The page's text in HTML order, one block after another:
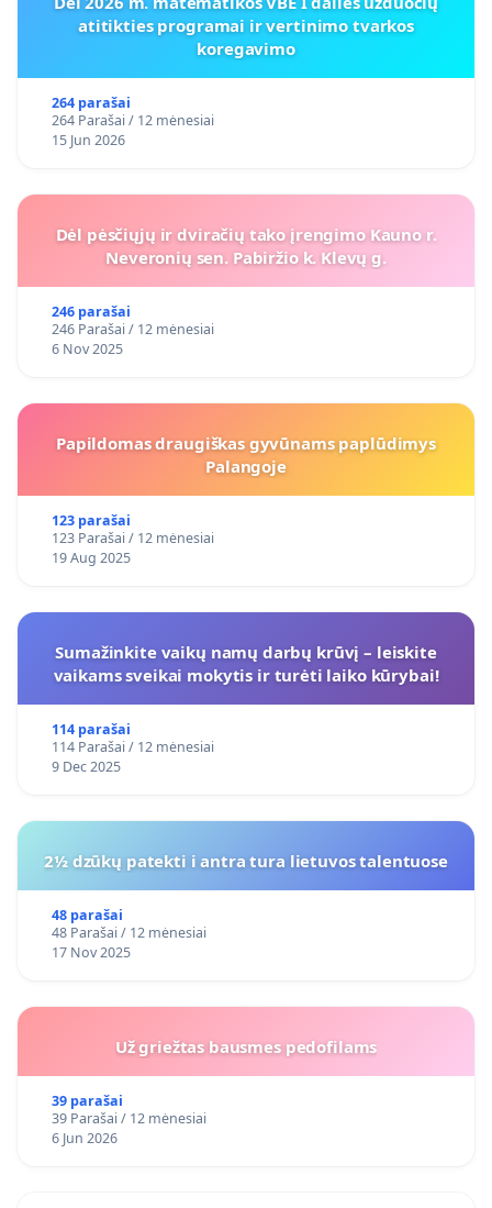
atitikties programai ir vertinimo tvarkos
koregavimo
264 parašai
264 Parašai / 12 mėnesiai
15 Jun 2026
Dėl pėsčiųjų ir dviračių tako įrengimo Kauno r.
Neveronių sen. Pabiržio k. Klevų g.
246 parašai
246 Parašai / 12 mėnesiai
6 Nov 2025
Papildomas draugiškas gyvūnams paplūdimys
Palangoje
123 parašai
123 Parašai / 12 mėnesiai
19 Aug 2025
Sumažinkite vaikų namų darbų krūvį – leiskite
vaikams sveikai mokytis ir turėti laiko kūrybai!
114 parašai
114 Parašai / 12 mėnesiai
9 Dec 2025
2½ dzūkų patekti i antra tura lietuvos talentuose
48 parašai
48 Parašai / 12 mėnesiai
17 Nov 2025
Už griežtas bausmes pedofilams
39 parašai
39 Parašai / 12 mėnesiai
6 Jun 2026